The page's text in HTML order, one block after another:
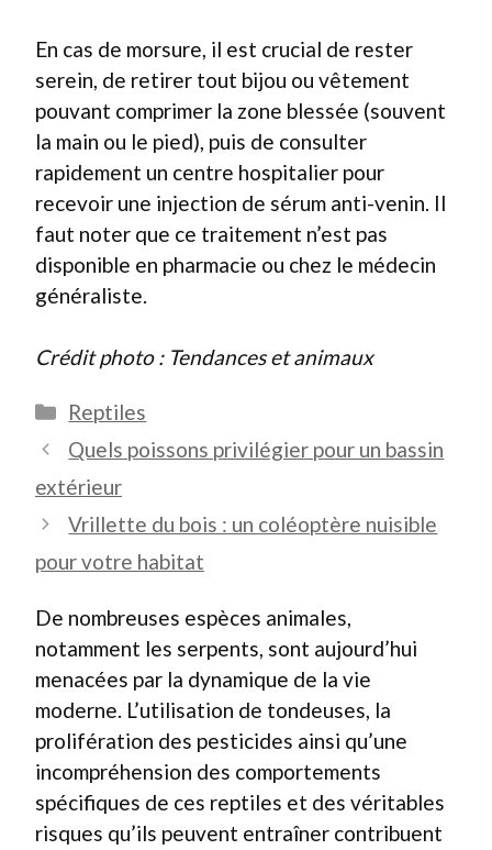
En cas de morsure, il est crucial de rester
serein, de retirer tout bijou ou vêtement
pouvant comprimer la zone blessée (souvent
la main ou le pied), puis de consulter
rapidement un centre hospitalier pour
recevoir une injection de sérum anti-venin. Il
faut noter que ce traitement n’est pas
disponible en pharmacie ou chez le médecin
généraliste.
Crédit photo : Tendances et animaux
Catégories
Reptiles
Quels poissons privilégier pour un bassin
extérieur
Vrillette du bois : un coléoptère nuisible
pour votre habitat
De nombreuses espèces animales,
notamment les serpents, sont aujourd’hui
menacées par la dynamique de la vie
moderne. L’utilisation de tondeuses, la
prolifération des pesticides ainsi qu’une
incompréhension des comportements
spécifiques de ces reptiles et des véritables
risques qu’ils peuvent entraîner contribuent